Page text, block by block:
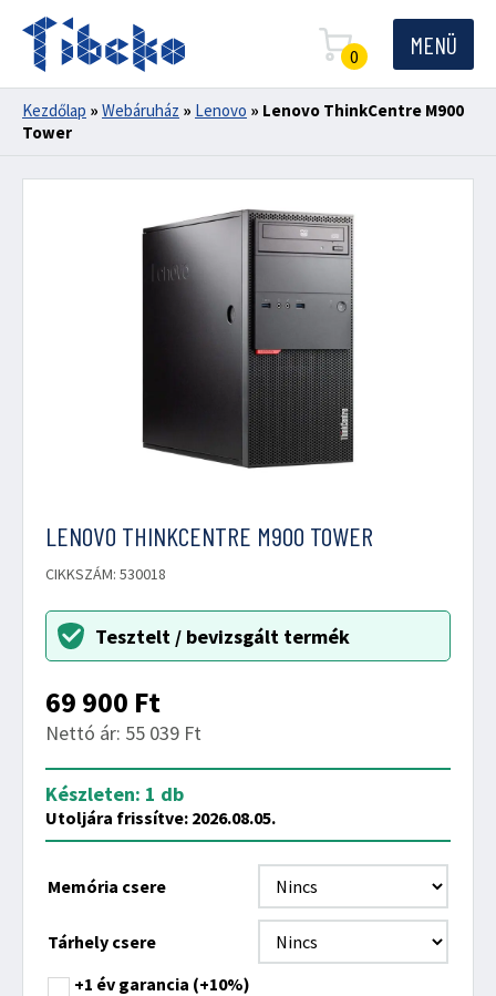
0 MENÜ
Kezdőlap » Webáruház » Lenovo » Lenovo ThinkCentre M900
Tower
LENOVO THINKCENTRE M900 TOWER
CIKKSZÁM: 530018
Tesztelt / bevizsgált termék
69 900 Ft
Nettó ár: 55 039 Ft
Készleten: 1 db
Utoljára frissítve: 2026.08.05.
Memória csere
Tárhely csere
+1 év garancia (+10%)